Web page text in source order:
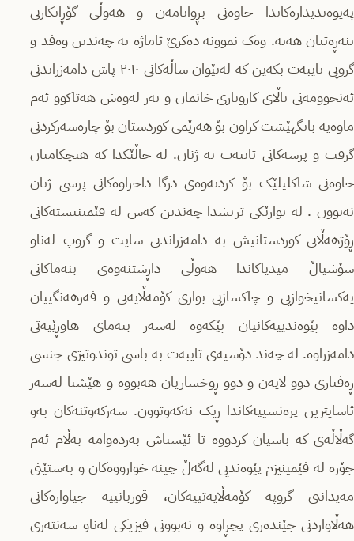
پەیوەندیدارەکاندا خاوەنی بڕوانامەن و هەوڵی گۆڕانکاریی
بنەڕەتیان هەیە. وەک نموونە دەکرێ ئاماژە بە چەندین وەفد و
گروپی تایبەت بکەین کە لەنێوان ساڵەکانی ٢٠١٠ پاش دامەزراندنی
ئەنجوومەنی باڵای کاروباری خانمان و بەر لەوەش هەتاکوو ئەم
ماوەیە بانگهێشت کراون بۆ هەرێمی کوردستان بۆ چارەسەرکردنی
گرفت و پرسەکانی تایبەت بە ژنان. لە حاڵێکدا کە هیچکامیان
خاوەنی شاکلیلێک بۆ کردنەوەی درگا داخراوەکانی پرسی ژنان
نەبوون . لە بوارێکی تریشدا چەندین کەس لە فێمینیستەکانی
ڕۆژهەڵاتی کوردستانیش بە دامەزراندنی سایت و گروپ لەناو
سۆشیاڵ میدیاکاندا هەوڵی داڕشتنەوەی بنەماکانی
یەکسانیخوازیی و چاکسازیی بواری کۆمەڵایەتی و فەرهەنگییان
داوە پێوەندییەکانیان پێکەوە لەسەر بنەمای هاوڕێیەتی
دامەزراوە. لە چەند دۆسیەی تایبەت بە باسی توندوتیژی جنسی
ڕەفتاری دوو لایەن و دوو ڕوخساریان هەبووە و هێشتا لەسەر
ئاسایترین پرەنسیپەکاندا ڕیک نەکەوتوون. سەرکەوتنەکان بەو
گەڵاڵەی کە باسیان کردووە تا ئێستاش بەردەوامە بەڵام ئەم
جۆرە لە فێمینیزم پێوەندیی لەگەڵ چینە خوارووەکان و بەستێنی
مەیدانیی گروپە کۆمەڵایەتییەکان، قوربانییە جیاوازەکانی
هەڵاواردنی جێندەری پچڕاوە و نەبوونی فیزیکی لەناو سەنتەری